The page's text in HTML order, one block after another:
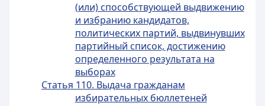
(или) способствующей выдвижению
и избранию кандидатов,
политических партий, выдвинувших
партийный список, достижению
определенного результата на
выборах
Статья 110. Выдача гражданам
избирательных бюллетеней